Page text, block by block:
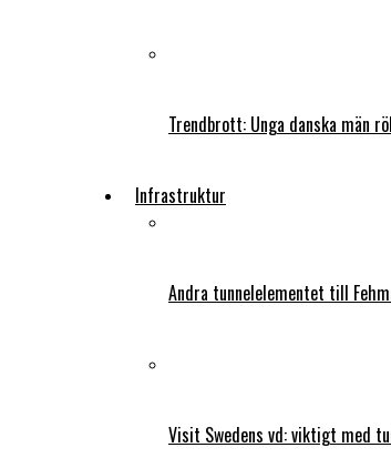
Trendbrott: Unga danska män
Infrastruktur
Andra tunnelelementet till
Visit Swedens vd: viktigt med